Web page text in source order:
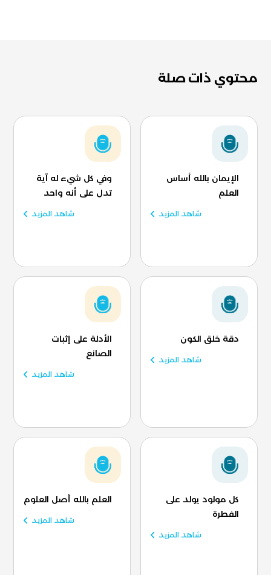
محتوي ذات صلة
الإيمان بالله أساس
العلم
شاهد المزيد
وفي كل شيء له آية
تدل على أنه واحد
شاهد المزيد
دقة خلق الكون
شاهد المزيد
الأدلة على إثبات
الصانع
شاهد المزيد
كل مولود يولد على
الفطرة
شاهد المزيد
العلم بالله أصل العلوم
شاهد المزيد